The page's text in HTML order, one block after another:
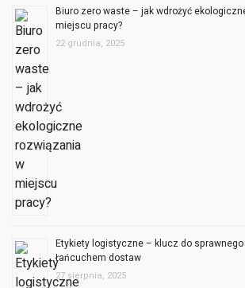
Biuro zero waste – jak wdrożyć
miejscu pracy?
22 grudnia, 2025
Etykiety logistyczne – klucz do
łańcuchem dostaw
27 sierpnia, 2025